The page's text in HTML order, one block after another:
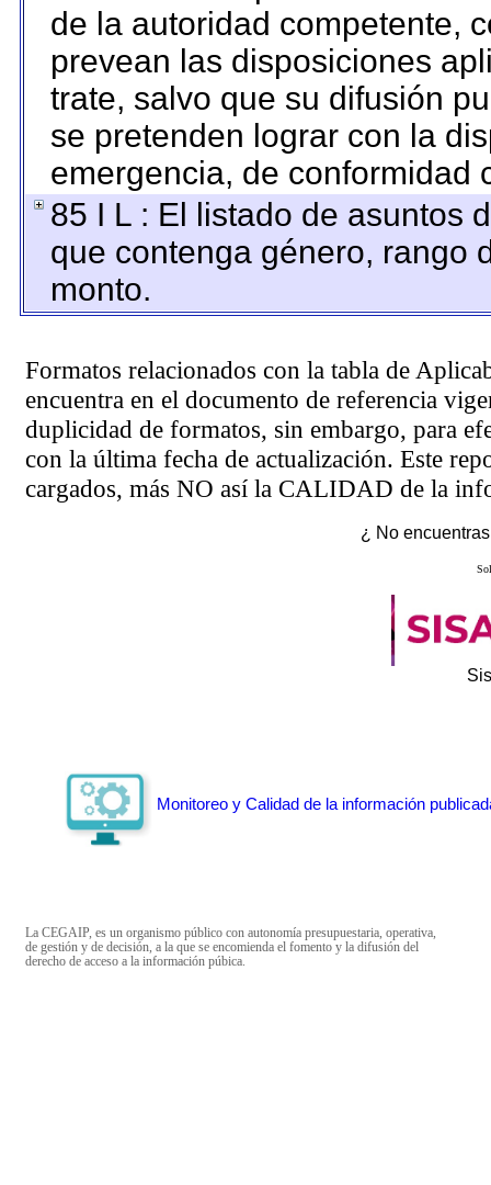
de la autoridad competente,
prevean las disposiciones
trate, salvo que su difusión
se pretenden lograr con la
emergencia, de conformidad
85 I L : El listado de asuntos
que contenga género, rango
monto.
Formatos relacionados con la tabla de
encuentra en el documento de referencia
duplicidad de formatos, sin embargo, para
con la última fecha de actualización. Este
cargados, más NO así la CALIDAD de la
¿ No
Monitoreo y Calidad de la información
La CEGAIP, es un organismo público con autonomía presupuestaria, operativa,
de gestión y de decisión, a la que se encomienda el fomento y la difusión del
derecho de acceso a la información púbica.